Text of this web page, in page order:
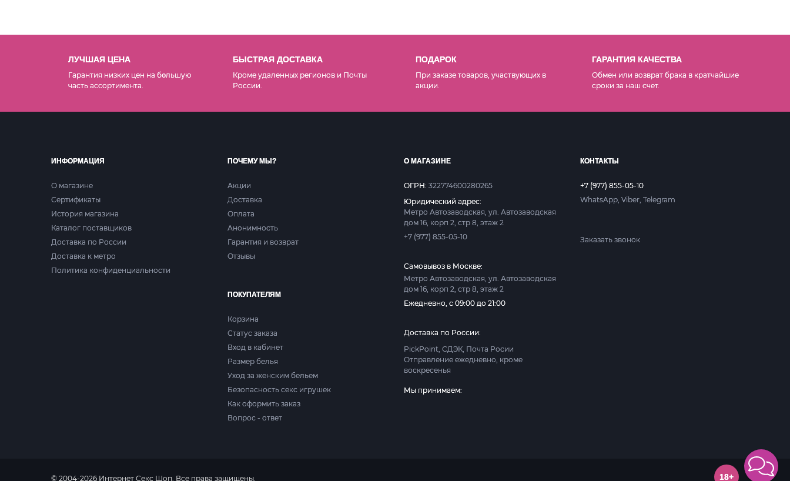
ЛУЧШАЯ ЦЕНА
Гарантия низких цен на большую
часть ассортимента.
БЫСТРАЯ ДОСТАВКА
Кроме удаленных регионов и Почты
России.
ПОДАРОК
При заказе товаров, участвующих в
акции.
ГАРАНТИЯ КАЧЕСТВА
Обмен или возврат брака в кратчайшие
сроки за наш счет.
ИНФОРМАЦИЯ
О магазине
Сертификаты
История магазина
Каталог поставщиков
Доставка по России
Доставка к метро
Политика конфиденциальности
ПОЧЕМУ МЫ?
Акции
Доставка
Оплата
Анонимность
Гарантия и возврат
Отзывы
ПОКУПАТЕЛЯМ
Корзина
Статус заказа
Вход в кабинет
Размер белья
Уход за женским бельем
Безопасность секс игрушек
Как оформить заказ
Вопрос - ответ
О МАГАЗИНЕ
ОГРН: 322774600280265
Юридический адрес:
Метро Автозаводская, ул. Автозаводская
дом 16, корп 2, стр 8, этаж 2
+7 (977) 855-05-10
Самовывоз в Москве:
Метро Автозаводская, ул. Автозаводская
дом 16, корп 2, стр 8, этаж 2
Ежедневно, с 09:00 до 21:00
Доставка по России:
PickPoint, СДЭК, Почта Росии
Отправление ежедневно, кроме
воскресенья
Мы принимаем:
КОНТАКТЫ
+7 (977) 855-05-10
WhatsApp, Viber, Telegram
Заказать звонок
© 2004-2026 Интернет Секс Шоп. Все права защищены. 18+